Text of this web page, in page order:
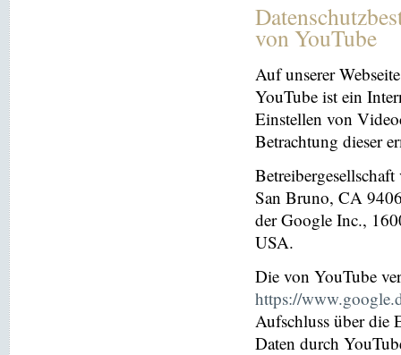
von YouTube
Auf unserer
YouTube ist ein
Einstellen von
Betrachtung dieser
San Bruno, CA
der Google Inc.,
USA.
Die von YouTube
https://
Aufschluss über die
Daten durch